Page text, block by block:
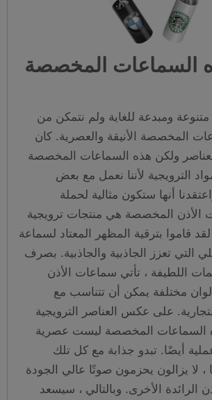
السماعات المخصصة
ومبدعة للغاية ولم نتمكن من
المخصصة الأنيقة والعصرية. كان
ولكن هذه السماعات المخصصة
الترويجية لأننا نعمل مع بعض
أنها ستكون مثالية لحملة
الأذن المخصصة هي منتجات ترويجية
قاموا بترقية المظهر المعتاد لسماعة
التي تعزز الجاذبية والجاذبية. بصرف
اللطيفة ، تأتي سماعات الأذن
مختلفة يمكن أن تتناسب مع
على عكس العناصر الترويجية
السماعات المخصصة ليست عصرية
أيضًا. تبدو جذابة مع كل تلك
، لا يزالون يحزمون صوتًا عالي الجودة
الرائدة الأخرى. وبالتالي ، سيسعد